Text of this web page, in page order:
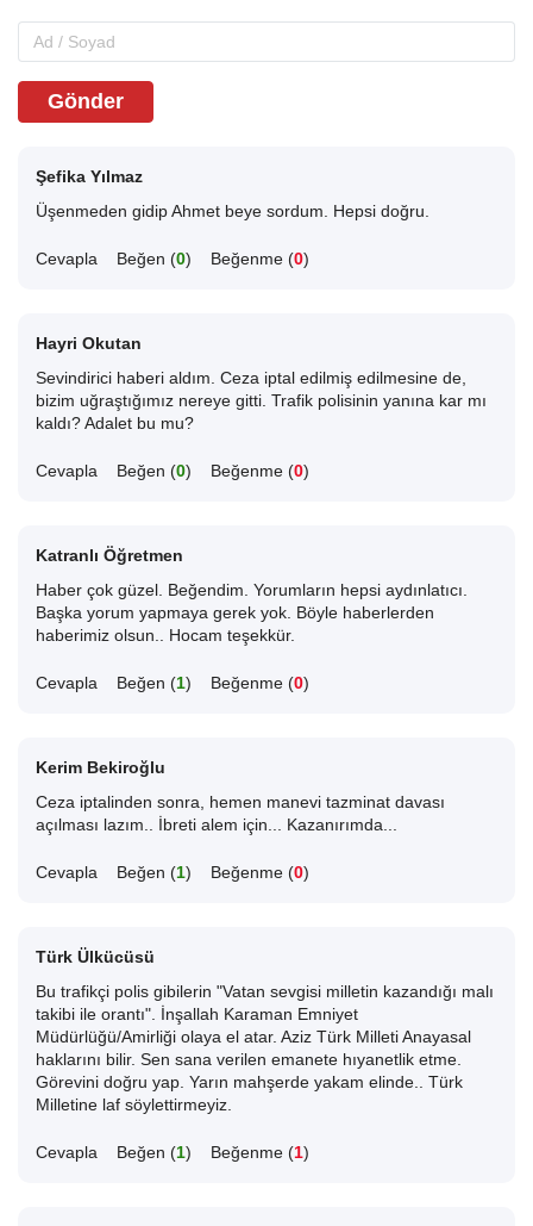
Gönder
Şefika Yılmaz
Üşenmeden gidip Ahmet beye sordum. Hepsi doğru.
Cevapla Beğen (0) Beğenme (0)
Hayri Okutan
Sevindirici haberi aldım. Ceza iptal edilmiş edilmesine de,
bizim uğraştığımız nereye gitti. Trafik polisinin yanına kar mı
kaldı? Adalet bu mu?
Cevapla Beğen (0) Beğenme (0)
Katranlı Öğretmen
Haber çok güzel. Beğendim. Yorumların hepsi aydınlatıcı.
Başka yorum yapmaya gerek yok. Böyle haberlerden
haberimiz olsun.. Hocam teşekkür.
Cevapla Beğen (1) Beğenme (0)
Kerim Bekiroğlu
Ceza iptalinden sonra, hemen manevi tazminat davası
açılması lazım.. İbreti alem için... Kazanırımda...
Cevapla Beğen (1) Beğenme (0)
Türk Ülkücüsü
Bu trafikçi polis gibilerin "Vatan sevgisi milletin kazandığı malı
takibi ile orantı". İnşallah Karaman Emniyet
Müdürlüğü/Amirliği olaya el atar. Aziz Türk Milleti Anayasal
haklarını bilir. Sen sana verilen emanete hıyanetlik etme.
Görevini doğru yap. Yarın mahşerde yakam elinde.. Türk
Milletine laf söylettirmeyiz.
Cevapla Beğen (1) Beğenme (1)